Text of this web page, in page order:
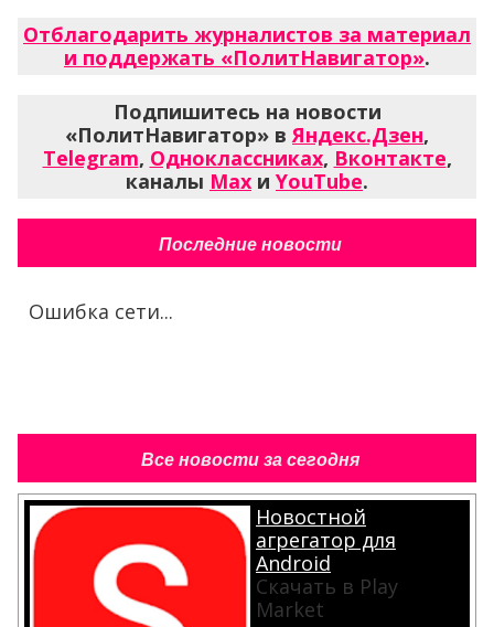
Отблагодарить журналистов за материал
и поддержать «ПолитНавигатор».
Подпишитесь на новости
«ПолитНавигатор» вЯндекс.Дзен,
Telegram, Одноклассниках, Вконтакте,
каналы Max и YouTube.
Последние новости
Ошибка сети...
Все новости за сегодня
Новостной
агрегатор для
Android
Скачать в Play
Market